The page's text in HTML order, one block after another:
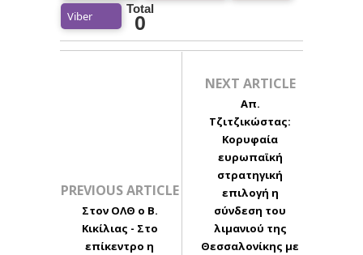
Viber
Total
0
PREVIOUS ARTICLE
Στον ΟΛΘ ο Β.
Κικίλιας - Στο
επίκεντρο η
NEXT ARTICLE
Απ.
Τζιτζικώστας:
Κορυφαία
ευρωπαϊκή
στρατηγική
επιλογή η
σύνδεση του
λιμανιού της
Θεσσαλονίκης με